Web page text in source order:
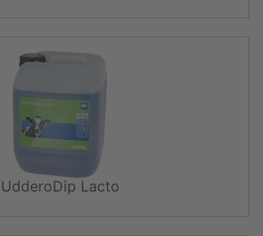
UdderoDip Lacto